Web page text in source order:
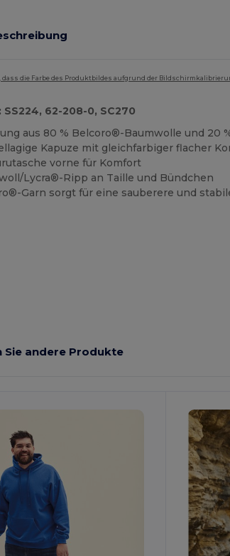
dass die Farbe des Produktbildes aufgrund der
62-208-0, SC270
aus 80 % Belcoro®-Baumwolle und 20
Kapuze mit gleichfarbiger flacher
vorne für Komfort
Lycra®-Ripp an Taille und Bündchen
Garn sorgt für eine sauberere und
Sie andere Produkte